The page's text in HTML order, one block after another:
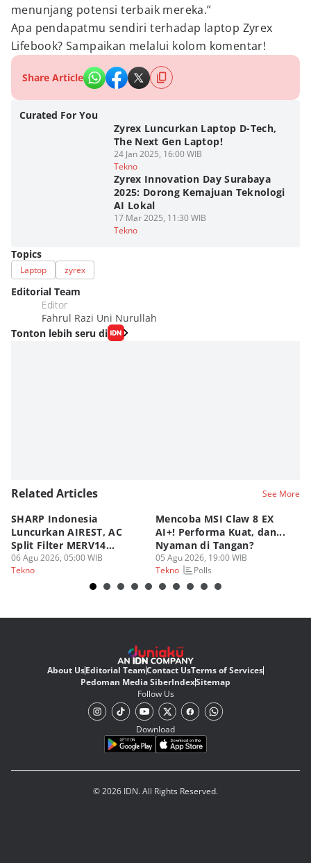
menunjang potensi terbaik mereka.”
Apa pendapatmu sendiri terhadap laptop Zyrex
Lifebook? Sampaikan melalui kolom komentar!
Share Article
Curated For You
Zyrex Luncurkan Laptop D-Tech,
The Next Gen Laptop!
24 Jan 2025, 16:00 WIB
Tekno
Zyrex Innovation Day Surabaya
2025: Dorong Kemajuan Teknologi
AI Lokal
17 Mar 2025, 11:30 WIB
Tekno
Topics
Laptop zyrex
Editorial Team
Editor
Fahrul Razi Uni Nurullah
Tonton lebih seru di
Related Articles See More
SHARP Indonesia
Luncurkan AIREST, AC
Split Filter MERV14
Perdana!
06 Agu 2026, 05:00 WIB
Tekno
Mencoba MSI Claw 8 EX
AI+! Performa Kuat, dan...
Nyaman di Tangan?
05 Agu 2026, 19:00 WIB
Tekno
Polls
About UsEditorial TeamContact UsTerms of Services
Pedoman Media SiberIndexSitemap
Follow Us
Download
© 2026 IDN. All Rights Reserved.